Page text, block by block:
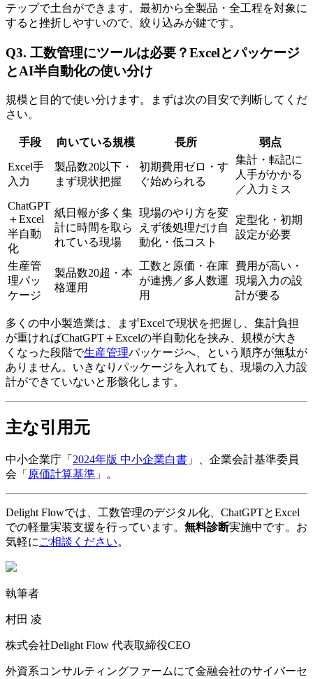
テップで土台ができます。最初から全製品・全工程を対象に
すると挫折しやすいので、絞り込みが鍵です。
Q3. 工数管理にツールは必要？Excelとパッケージ
とAI半自動化の使い分け
規模と目的で使い分けます。まずは次の目安で判断してくだ
さい。
手段 向いている規模 長所 弱点
Excel手
入力
製品数20以下・
まず現状把握
初期費用ゼロ・す
ぐ始められる
集計・転記に
人手がかかる
／入力ミス
ChatGPT
＋Excel
半自動
化
紙日報が多く集
計に時間を取ら
れている現場
現場のやり方を変
えず後処理だけ自
動化・低コスト
定型化・初期
設定が必要
生産管
理パッ
ケージ
製品数20超・本
格運用
工数と原価・在庫
が連携／多人数運
用
費用が高い・
現場入力の設
計が要る
多くの中小製造業は、まずExcelで現状を把握し、集計負担
が重ければChatGPT＋Excelの半自動化を挟み、規模が大き
くなった段階で生産管理パッケージへ、という順序が無駄が
ありません。いきなりパッケージを入れても、現場の入力設
計ができていないと形骸化します。
主な引用元
中小企業庁「 2024年版 中小企業白書 」、企業会計基準委員
会「 原価計算基準 」。
Delight Flowでは、工数管理のデジタル化、ChatGPTとExcel
での軽量実装支援を行っています。 無料診断実施中です。お
気軽に ご相談ください。
執筆者
村田 凌
株式会社Delight Flow 代表取締役CEO
外資系コンサルティングファームにて金融会社のサイバーセ